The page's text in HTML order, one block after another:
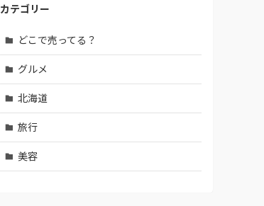
カテゴリー
どこで売ってる？
グルメ
北海道
旅行
美容